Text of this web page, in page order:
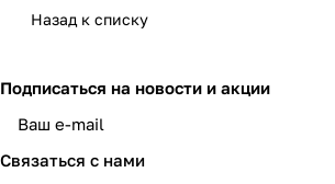
Назад к списку
Подписаться на новости и акции
Связаться с нами